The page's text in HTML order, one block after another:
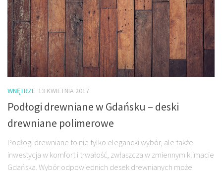
WNĘTRZE 13 KWIETNIA 2017
Podłogi drewniane w Gdańsku – deski
drewniane polimerowe
Podłogi drewniane to nie tylko elegancki wybór, ale także
inwestycja w komfort i trwałość, zwłaszcza w zmiennym klimacie
Gdańska. Wybór odpowiednich desek drewnianych może